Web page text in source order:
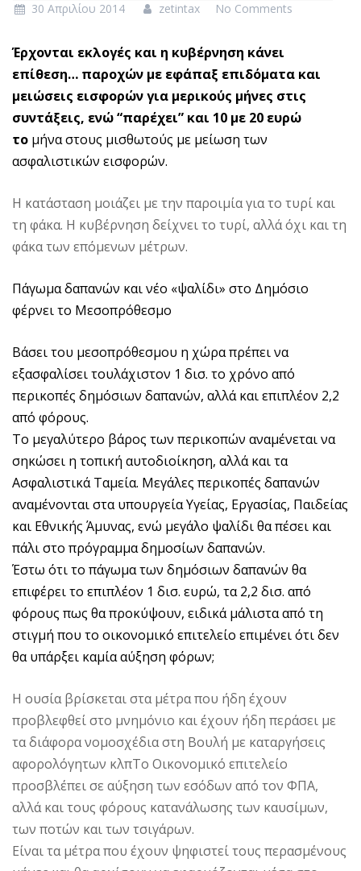
30 Απριλίου 2014 zetintax No Comments
Έρχονται εκλογές και η κυβέρνηση κάνει
επίθεση… παροχών με εφάπαξ επιδόματα και
μειώσεις εισφορών για μερικούς μήνες στις
συντάξεις, ενώ “παρέχει” και 10 με 20 ευρώ
το μήνα στους μισθωτούς με μείωση των
ασφαλιστικών εισφορών.
Η κατάσταση μοιάζει με την παροιμία για το τυρί και
τη φάκα. Η κυβέρνηση δείχνει το τυρί, αλλά όχι και τη
φάκα των επόμενων μέτρων.
Πάγωμα δαπανών και νέο «ψαλίδι» στο Δημόσιο
φέρνει το Μεσοπρόθεσμο
Βάσει του μεσοπρόθεσμου η χώρα πρέπει να
εξασφαλίσει τουλάχιστον 1 δισ. το χρόνο από
περικοπές δημόσιων δαπανών, αλλά και επιπλέον 2,2
από φόρους.
Το μεγαλύτερο βάρος των περικοπών αναμένεται να
σηκώσει η τοπική αυτοδιοίκηση, αλλά και τα
Ασφαλιστικά Ταμεία. Μεγάλες περικοπές δαπανών
αναμένονται στα υπουργεία Υγείας, Εργασίας, Παιδείας
και Εθνικής Άμυνας, ενώ μεγάλο ψαλίδι θα πέσει και
πάλι στο πρόγραμμα δημοσίων δαπανών.
Έστω ότι το πάγωμα των δημόσιων δαπανών θα
επιφέρει το επιπλέον 1 δισ. ευρώ, τα 2,2 δισ. από
φόρους πως θα προκύψουν, ειδικά μάλιστα από τη
στιγμή που το οικονομικό επιτελείο επιμένει ότι δεν
θα υπάρξει καμία αύξηση φόρων;
Η ουσία βρίσκεται στα μέτρα που ήδη έχουν
προβλεφθεί στο μνημόνιο και έχουν ήδη περάσει με
τα διάφορα νομοσχέδια στη Βουλή με καταργήσεις
αφορολόγητων κλπΤο Οικονομικό επιτελείο
προσβλέπει σε αύξηση των εσόδων από τον ΦΠΑ,
αλλά και τους φόρους κατανάλωσης των καυσίμων,
των ποτών και των τσιγάρων.
Είναι τα μέτρα που έχουν ψηφιστεί τους περασμένους